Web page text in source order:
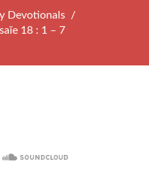
Devotionals
18 : 1 – 7